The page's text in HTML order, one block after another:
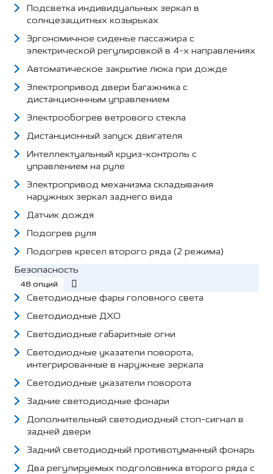
Подсветка индивидуальных зеркал в
солнцезащитных козырьках
Эргономичное сиденье пассажира с
электрической регулировкой в 4-х направлениях
Автоматическое закрытие люка при дожде
Электропривод двери багажника с
дистанционнным управлением
Электрообогрев ветрового стекла
Дистанционный запуск двигателя
Интеллектуальный круиз-контроль с
управлением на руле
Электропривод механизма складывания
наружных зеркал заднего вида
Датчик дождя
Подогрев руля
Подогрев кресел второго ряда (2 режима)
Безопасность
48 опций
Светодиодные фары головного света
Светодиодные ДХО
Светодиодные габаритные огни
Светодиодные указатели поворота,
интегрированные в наружные зеркала
Светодиодные указатели поворота
Задние светодиодные фонари
Дополнительный светодиодный стоп-сигнал в
задней двери
Задний светодиодный противотуманный фонарь
Два регулируемых подголовника второго ряда с